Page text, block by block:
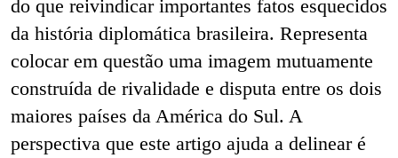
do que reivindicar importantes fatos esquecidos
da história diplomática brasileira. Representa
colocar em questão uma imagem mutuamente
construída de rivalidade e disputa entre os dois
maiores países da América do Sul. A
perspectiva que este artigo ajuda a delinear é